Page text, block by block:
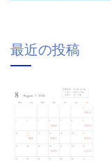
最近の投稿